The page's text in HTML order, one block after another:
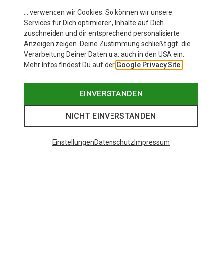
… verwenden wir Cookies. So können wir unsere
Services für Dich optimieren, Inhalte auf Dich
zuschneiden und dir entsprechend personalisierte
Anzeigen zeigen. Deine Zustimmung schließt ggf. die
Verarbeitung Deiner Daten u.a. auch in den USA ein.
Mehr Infos findest Du auf der Google Privacy Site.
EINVERSTANDEN
NICHT EINVERSTANDEN
EinstellungenDatenschutz Impressum